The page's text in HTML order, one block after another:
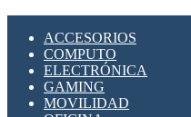
ACCESORIOS
COMPUTO
ELECTRÓNICA
GAMING
MOVILIDAD